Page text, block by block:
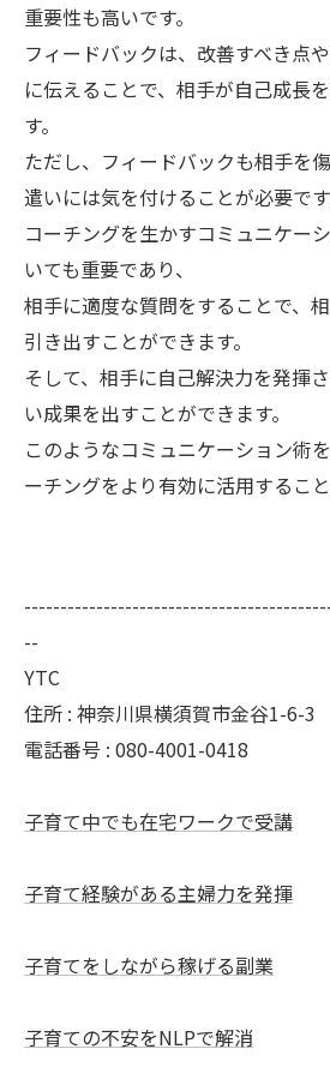
重要性も高いです。
フィードバックは、改善すべき点
に伝えることで、相手が自己成長
す。
ただし、フィードバックも相手を
遣いには気を付けることが必要です
コーチングを生かすコミュニケー
いても重要であり、
相手に適度な質問をすることで、
引き出すことができます。
そして、相手に自己解決力を発揮
い成果を出すことができます。
このようなコミュニケーション術
ーチングをより有効に活用すること
--
YTC
住所 : 神奈川県横須賀市金谷1-6-3
電話番号 : 080-4001-0418
子育て中でも在宅ワークで受講
子育て経験がある主婦力を発揮
子育てをしながら稼げる副業
子育ての不安をNLPで解消